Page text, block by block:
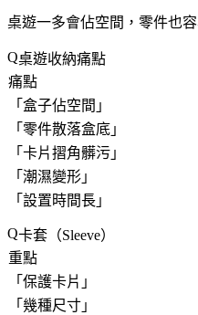
桌遊一多會佔空間，零件也
桌遊收納痛點
痛點
「 盒子佔空間 」
「 零件散落盒底 」
「 卡片摺角髒污 」
「 潮濕變形 」
「 設置時間長 」
卡套（Sleeve）
重點
「 保護卡片 」
「 幾種尺寸 」